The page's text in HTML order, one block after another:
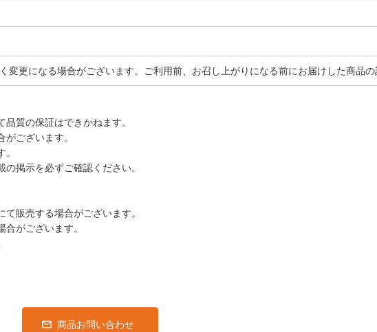
更になる場合がございます。ご利用前、お召し上がりになる前にお届けした商品の
質の保証はできかねます。
ございます。
掲示を必ずご確認ください。
販売する場合がございます。
がございます。
商品お問い合わせ